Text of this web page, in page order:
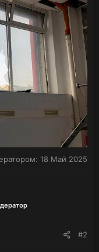
18 Май 2025
#2